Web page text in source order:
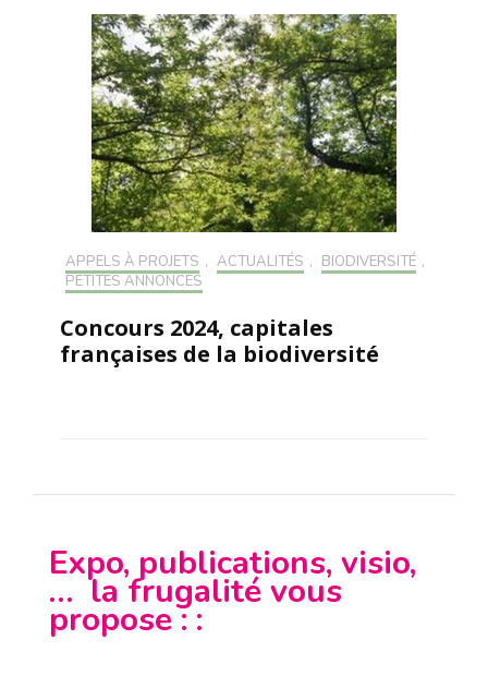
APPELS À PROJETS , ACTUALITÉS , BIODIVERSITÉ ,
PETITES ANNONCES
Concours 2024, capitales
françaises de la biodiversité
Expo, publications, visio,
… la frugalité vous
propose : :